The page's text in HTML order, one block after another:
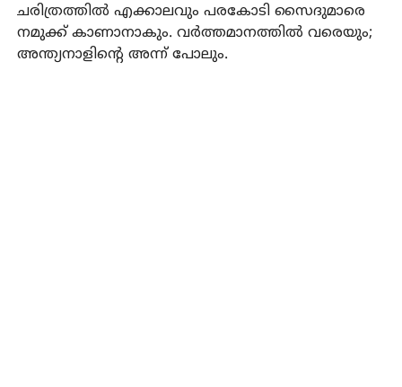
ചരിത്രത്തില്‍ എക്കാലവും പരകോടി സൈദുമാരെ
നമുക്ക് കാണാനാകും. വര്‍ത്തമാനത്തില്‍ വരെയും;
അന്ത്യനാളിന്റെ അന്ന് പോലും.